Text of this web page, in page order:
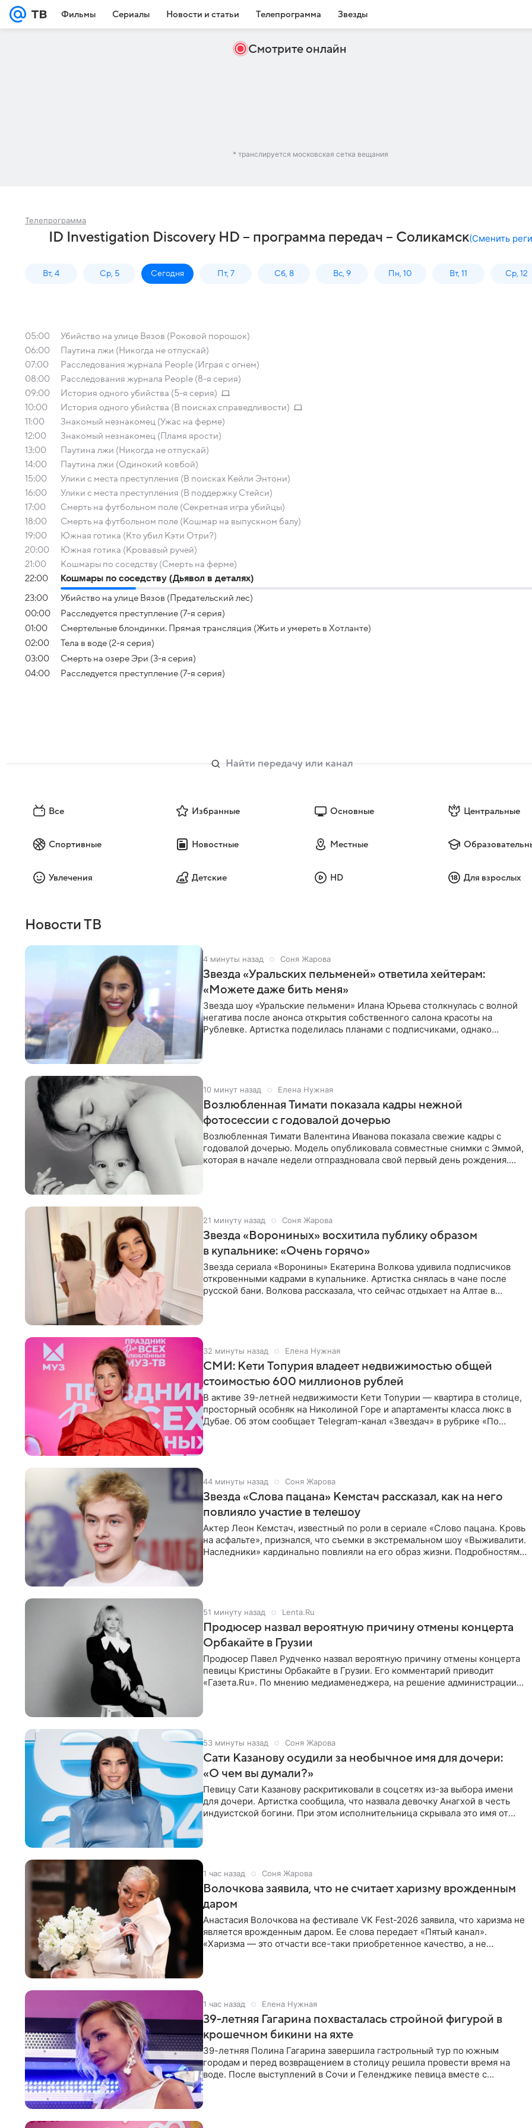
Фильмы Сериалы Новости и статьи Телепрограмма Звезды
Смотрите онлайн
* транслируется московская сетка вещания
Телепрограмма
ID Investigation Discovery HD – программа передач – Соликамск(Сменить
Вт, 4 Ср, 5 Сегодня Пт, 7 Сб, 8 Вс, 9 Пн, 10 Вт, 11 Ср, 12
05:00
Убийство на улице Вязов (Роковой порошок)
06:00
Паутина лжи (Никогда не отпускай)
07:00
Расследования журнала People (Играя с огнем)
08:00
Расследования журнала People (8-я серия)
09:00
История одного убийства (5-я серия)
10:00
История одного убийства (В поисках справедливости)
11:00
Знакомый незнакомец (Ужас на ферме)
12:00
Знакомый незнакомец (Пламя ярости)
13:00
Паутина лжи (Никогда не отпускай)
14:00
Паутина лжи (Одинокий ковбой)
15:00
Улики с места преступления (В поисках Кейли Энтони)
16:00
Улики с места преступления (В поддержку Стейси)
17:00
Смерть на футбольном поле (Секретная игра убийцы)
18:00
Смерть на футбольном поле (Кошмар на выпускном балу)
19:00
Южная готика (Кто убил Кэти Отри?)
20:00
Южная готика (Кровавый ручей)
21:00
Кошмары по соседству (Смерть на ферме)
22:00
Кошмары по соседству (Дьявол в деталях)
23:00
Убийство на улице Вязов (Предательский лес)
00:00
Расследуется преступление (7-я серия)
01:00
Смертельные блондинки. Прямая трансляция (Жить и умереть в Хотланте)
02:00
Тела в воде (2-я серия)
03:00
Смерть на озере Эри (3-я серия)
04:00
Расследуется преступление (7-я серия)
Все Избранные Основные Центральные
Спортивные Новостные Местные
Увлечения Детские HD Для взрослых
Новости ТВ
4 минуты назад Соня Жарова
Звезда «Уральских пельменей» ответила хейтерам:
«Можете даже бить меня»
Звезда шоу «Уральские пельмени» Илана Юрьева столкнулась с волной
негатива после анонса открытия собственного салона красоты на
Рублевке. Артистка поделилась планами с подписчиками, однако
10 минут назад Елена Нужная
Возлюбленная Тимати показала кадры нежной
фотосессии с годовалой дочерью
Возлюбленная Тимати Валентина Иванова показала свежие кадры с
годовалой дочерью. Модель опубликовала совместные снимки с Эммой,
которая в начале недели отпраздновала свой первый день рождения.
21 минуту назад Соня Жарова
Звезда «Ворониных» восхитила публику образом
в купальнике: «Очень горячо»
Звезда сериала «Воронины» Екатерина Волкова удивила подписчиков
откровенными кадрами в купальнике. Артистка снялась в чане после
русской бани. Волкова рассказала, что сейчас отдыхает на Алтае в
32 минуты назад Елена Нужная
СМИ: Кети Топурия владеет недвижимостью общей
стоимостью 600 миллионов рублей
В активе 39-летней недвижимости Кети Топурии — квартира в столице,
просторный особняк на Николиной Горе и апартаменты класса люкс в
Дубае. Об этом сообщает Telegram-канал «Звездач» в рубрике «По
44 минуты назад Соня Жарова
Звезда «Слова пацана» Кемстач рассказал, как на него
повлияло участие в телешоу
Актер Леон Кемстач, известный по роли в сериале «Слово пацана. Кровь
на асфальте», признался, что съемки в экстремальном шоу «Выживалити.
Наследники» кардинально повлияли на его образ жизни. Подробностями
51 минуту назад Lenta.Ru
Продюсер назвал вероятную причину отмены концерта
Орбакайте в Грузии
Продюсер Павел Рудченко назвал вероятную причину отмены концерта
певицы Кристины Орбакайте в Грузии. Его комментарий приводит
«Газета.Ru». По мнению медиаменеджера, на решение администрации
53 минуты назад Соня Жарова
Сати Казанову осудили за необычное имя для дочери:
«О чем вы думали?»
Певицу Сати Казанову раскритиковали в соцсетях из-за выбора имени
для дочери. Артистка сообщила, что назвала девочку Анагхой в честь
индуистской богини. При этом исполнительница скрывала это имя от
1 час назад Соня Жарова
Волочкова заявила, что не считает харизму врожденным
даром
Анастасия Волочкова на фестивале VK Fest-2026 заявила, что харизма не
является врожденным даром. Ее слова передает «Пятый канал».
«Харизма — это отчасти все-таки приобретенное качество, а не
1 час назад Елена Нужная
39-летняя Гагарина похвасталась стройной фигурой в
крошечном бикини на яхте
39-летняя Полина Гагарина завершила гастрольный тур по южным
городам и перед возвращением в столицу решила провести время на
воде. После выступлений в Сочи и Геленджике певица вместе с